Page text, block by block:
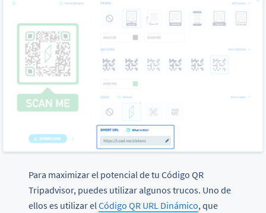
Para maximizar el potencial de tu Código QR
Tripadvisor, puedes utilizar algunos trucos. Uno de
ellos es utilizar elCódigo QR URL Dinámico, que